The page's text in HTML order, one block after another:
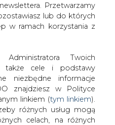
Przetwarzamy
lub do których
w ramach korzystania z
Administratora Twoich
także cele i podstawy
niezbędne informacje
znajdziesz w Polityce
linkiem (tym linkiem).
różnych usług mogą
celach, na różnych
CIRE
skomentuj
udostępnij: